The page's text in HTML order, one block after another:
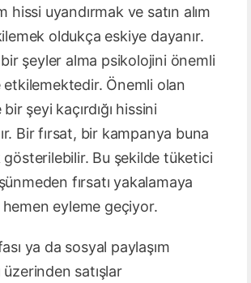
hissi uyandırmak ve satın alım
oldukça eskiye dayanır.
şeyler alma psikolojini önemli
Önemli olan
şeyi kaçırdığı hissini
Bir fırsat, bir kampanya buna
Bu şekilde tüketici
fırsatı yakalamaya
eyleme geçiyor.
ya da sosyal paylaşım
üzerinden satışlar